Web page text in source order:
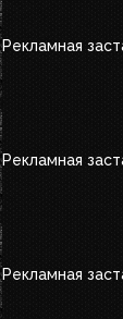
Рекламная
Рекламная
Рекламная